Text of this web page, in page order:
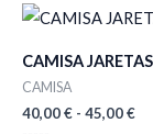
de
5
CAMISA JARETAS
CAMISA
40,00€ - 45,00€
de